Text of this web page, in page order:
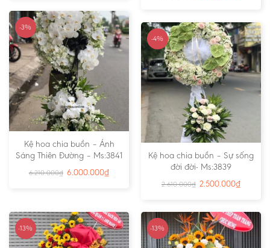
-3%
Kệ hoa chia buồn – Ánh
Sáng Thiên Đường – Ms:3841
6.210.000₫ 6.000.000₫
-4%
Kệ hoa chia buồn – Sự sống
đời đời- Ms:3839
2.610.000₫ 2.500.000₫
-13% -13%